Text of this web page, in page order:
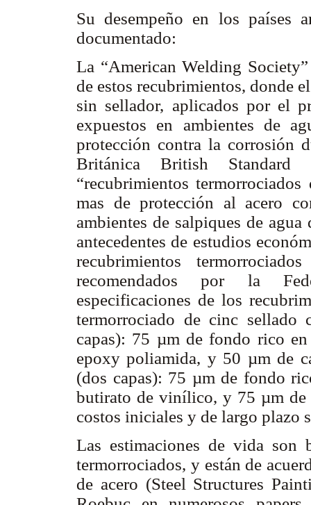
Su desempeño en los países
documentado:
La “American Welding
de estos recubrimientos, donde
sin sellador, aplicados por el
expuestos en ambientes de
protección contra la corrosión
Británica British
“recubrimientos
mas de protección al acero
ambientes de salpiques de
antecedentes de estudios
recubrimientos
recomendados por la
especificaciones de los
termorrociado de cinc
capas): 75 µm de fondo rico
epoxy poliamida, y 50 µm de
(dos capas): 75 µm de fondo
butirato de vinílico, y 75 µm
costos iniciales y de largo plazo
Las estimaciones de vida son
termorrociados, y están de
de acero (Steel Structures